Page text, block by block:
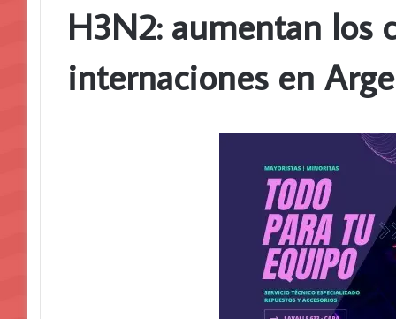
H3N2: aumentan los
internaciones en